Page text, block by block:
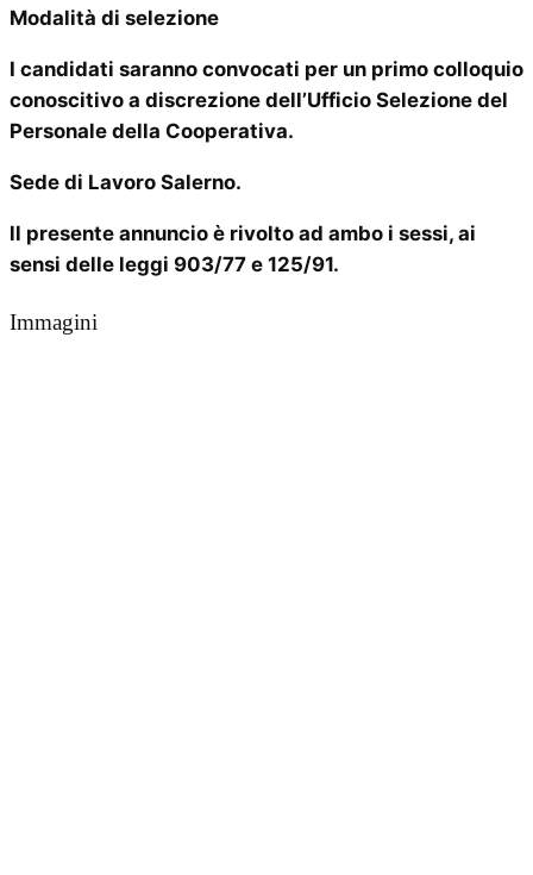
Modalità di selezione
I candidati saranno convocati per un primo colloquio
conoscitivo a discrezione dell’Ufficio Selezione del
Personale della Cooperativa.
Sede di Lavoro Salerno.
ll presente annuncio è rivolto ad ambo i sessi, ai
sensi delle leggi 903/77 e 125/91.
Immagini